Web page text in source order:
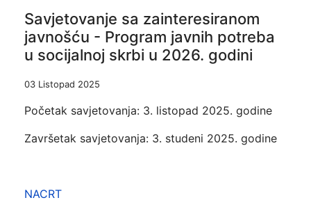
Savjetovanje sa zainteresiranom
javnošću - Program javnih potreba
u socijalnoj skrbi u 2026. godini
03 Listopad 2025
Početak savjetovanja: 3. listopad 2025. godine
Završetak savjetovanja: 3. studeni 2025. godine
NACRT